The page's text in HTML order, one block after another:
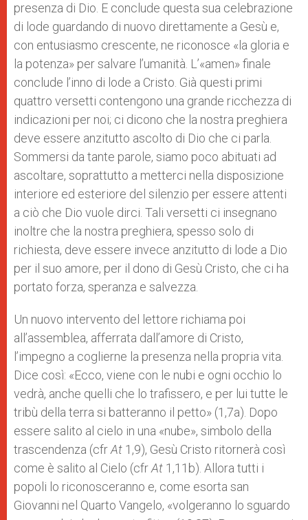
presenza di Dio. E conclude questa sua celebrazione
di lode guardando di nuovo direttamente a Gesù e,
con entusiasmo crescente, ne riconosce «la gloria e
la potenza» per salvare l’umanità. L’«amen» finale
conclude l’inno di lode a Cristo. Già questi primi
quattro versetti contengono una grande ricchezza di
indicazioni per noi; ci dicono che la nostra preghiera
deve essere anzitutto ascolto di Dio che ci parla.
Sommersi da tante parole, siamo poco abituati ad
ascoltare, soprattutto a metterci nella disposizione
interiore ed esteriore del silenzio per essere attenti
a ciò che Dio vuole dirci. Tali versetti ci insegnano
inoltre che la nostra preghiera, spesso solo di
richiesta, deve essere invece anzitutto di lode a Dio
per il suo amore, per il dono di Gesù Cristo, che ci ha
portato forza, speranza e salvezza.
Un nuovo intervento del lettore richiama poi
all’assemblea, afferrata dall’amore di Cristo,
l’impegno a coglierne la presenza nella propria vita.
Dice così: «Ecco, viene con le nubi e ogni occhio lo
vedrà, anche quelli che lo trafissero, e per lui tutte le
tribù della terra si batteranno il petto» (1,7a). Dopo
essere salito al cielo in una «nube», simbolo della
trascendenza (cfrAt 1,9), Gesù Cristo ritornerà così
come è salito al Cielo (cfrAt 1,11b). Allora tutti i
popoli lo riconosceranno e, come esorta san
Giovanni nel Quarto Vangelo, «volgeranno lo sguardo